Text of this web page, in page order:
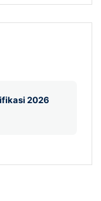
2026